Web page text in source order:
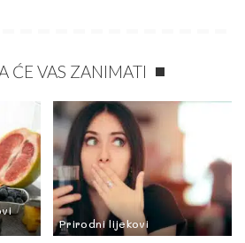
ĆE VAS ZANIMATI
Prirodni lijekovi